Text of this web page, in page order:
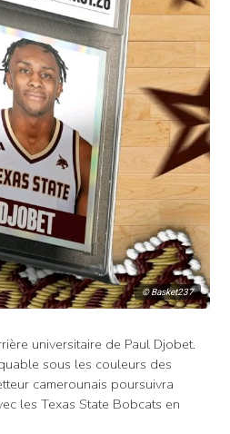
© Basket237
universitaire de Paul Djobet.
sous les couleurs des
camerounais poursuivra
les Texas State Bobcats en